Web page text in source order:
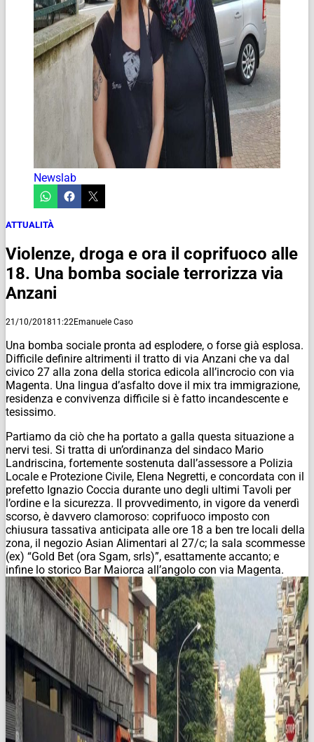
Newslab
ATTUALITÀ
Violenze, droga e ora il coprifuoco alle
18. Una bomba sociale terrorizza via
Anzani
21/10/201811:22Emanuele Caso
Una bomba sociale pronta ad esplodere, o forse già esplosa.
Difficile definire altrimenti il tratto di via Anzani che va dal
civico 27 alla zona della storica edicola all’incrocio con via
Magenta. Una lingua d’asfalto dove il mix tra immigrazione,
residenza e convivenza difficile si è fatto incandescente e
tesissimo.
Partiamo da ciò che ha portato a galla questa situazione a
nervi tesi. Si tratta di un’ordinanza del sindaco Mario
Landriscina, fortemente sostenuta dall’assessore a Polizia
Locale e Protezione Civile, Elena Negretti, e concordata con il
prefetto Ignazio Coccia durante uno degli ultimi Tavoli per
l’ordine e la sicurezza. Il provvedimento, in vigore da venerdì
scorso, è davvero clamoroso: coprifuoco imposto con
chiusura tassativa anticipata alle ore 18 a ben tre locali della
zona, il negozio Asian Alimentari al 27/c; la sala scommesse
(ex) “Gold Bet (ora Sgam, srls)”, esattamente accanto; e
infine lo storico Bar Maiorca all’angolo con via Magenta.